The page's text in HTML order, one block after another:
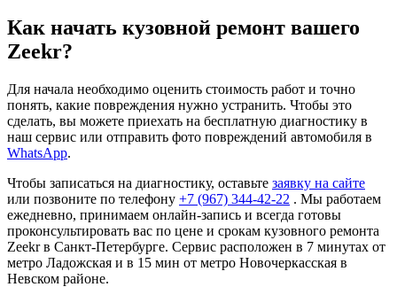
Как начать кузовной ремонт вашего
Zeekr?
Для начала необходимо оценить стоимость работ и точно
понять, какие повреждения нужно устранить. Чтобы это
сделать, вы можете приехать на бесплатную диагностику в
наш сервис или отправить фото повреждений автомобиля в
WhatsApp.
Чтобы записаться на диагностику, оставьте заявку на сайте
или позвоните по телефону +7 (967) 344-42-22 . Мы работаем
ежедневно, принимаем онлайн-запись и всегда готовы
проконсультировать вас по цене и срокам кузовного ремонта
Zeekr в Санкт-Петербурге. Сервис расположен в 7 минутах от
метро Ладожская и в 15 мин от метро Новочеркасская в
Невском районе.